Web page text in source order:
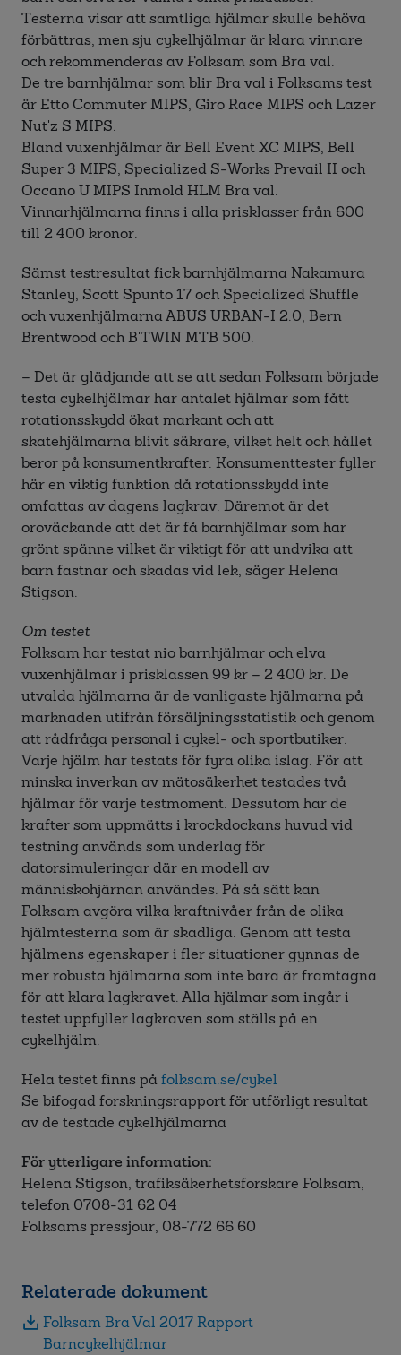
Testerna visar att samtliga hjälmar skulle behöva
förbättras, men sju cykelhjälmar är klara vinnare
och rekommenderas av Folksam som Bra val.
De tre barnhjälmar som blir Bra val i Folksams test
är Etto Commuter MIPS, Giro Race MIPS och Lazer
Nut'z S MIPS.
Bland vuxenhjälmar är Bell Event XC MIPS, Bell
Super 3 MIPS, Specialized S-Works Prevail II och
Occano U MIPS Inmold HLM Bra val.
Vinnarhjälmarna finns i alla prisklasser från 600
till 2 400 kronor.
Sämst testresultat fick barnhjälmarna Nakamura
Stanley, Scott Spunto 17 och Specialized Shuffle
och vuxenhjälmarna ABUS URBAN-I 2.0, Bern
Brentwood och B'TWIN MTB 500.
– Det är glädjande att se att sedan Folksam började
testa cykelhjälmar har antalet hjälmar som fått
rotationsskydd ökat markant och att
skatehjälmarna blivit säkrare, vilket helt och hållet
beror på konsumentkrafter. Konsumenttester fyller
här en viktig funktion då rotationsskydd inte
omfattas av dagens lagkrav. Däremot är det
oroväckande att det är få barnhjälmar som har
grönt spänne vilket är viktigt för att undvika att
barn fastnar och skadas vid lek, säger Helena
Stigson.
Om testet
Folksam har testat nio barnhjälmar och elva
vuxenhjälmar i prisklassen 99 kr – 2 400 kr. De
utvalda hjälmarna är de vanligaste hjälmarna på
marknaden utifrån försäljningsstatistik och genom
att rådfråga personal i cykel- och sportbutiker.
Varje hjälm har testats för fyra olika islag. För att
minska inverkan av mätosäkerhet testades två
hjälmar för varje testmoment. Dessutom har de
krafter som uppmätts i krockdockans huvud vid
testning används som underlag för
datorsimuleringar där en modell av
människohjärnan användes. På så sätt kan
Folksam avgöra vilka kraftnivåer från de olika
hjälmtesterna som är skadliga. Genom att testa
hjälmens egenskaper i fler situationer gynnas de
mer robusta hjälmarna som inte bara är framtagna
för att klara lagkravet. Alla hjälmar som ingår i
testet uppfyller lagkraven som ställs på en
cykelhjälm.
Hela testet finns påfolksam.se/cykel
Se bifogad forskningsrapport för utförligt resultat
av de testade cykelhjälmarna
För ytterligare information:
Helena Stigson, trafiksäkerhetsforskare Folksam,
telefon 0708-31 62 04
Folksams pressjour, 08-772 66 60
Relaterade dokument
Folksam Bra Val 2017 Rapport
Barncykelhjälmar